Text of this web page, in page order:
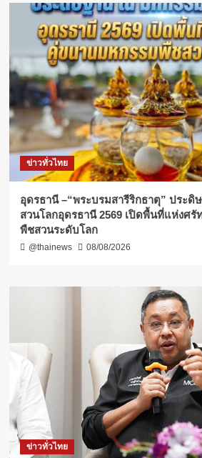
ข่าวทั่วไทย
อุดรธานี –“พระบรมสารีริกธาตุ” ประ
สวนโลกอุดรธานี 2569 เปิดพื้นที่แห่งศ
พืชสวนระดับโลก
@thainews 08/08/2026
ข่าวทั่วไทย